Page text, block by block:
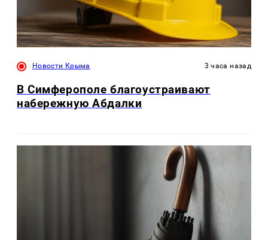
Новости Крыма 3 часа назад
В Симферополе благоустраивают
набережную Абдалки